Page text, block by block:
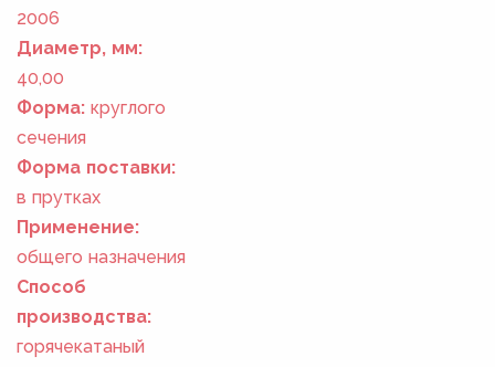
2006
Диаметр, мм:
40,00
Форма: круглого
сечения
Форма поставки:
в прутках
Применение:
общего назначения
Способ
производства:
горячекатаный